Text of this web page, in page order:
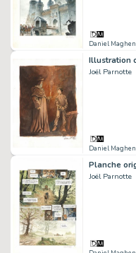
Daniel Maghen
Joël Parnotte
Daniel Maghen
Joël Parnotte